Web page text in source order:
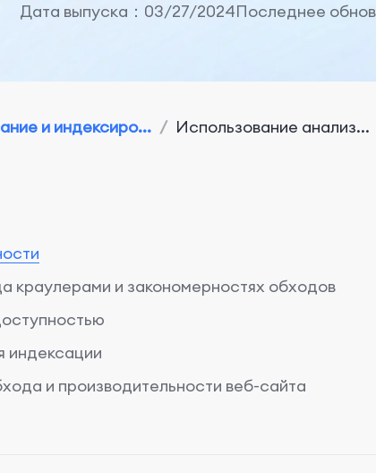
Дата выпуска：03/27/2024Последнее
и индексиро... / Использование анализ...
краулерами и закономерностях обходов
индексации
и производительности веб-сайта
веб-сайта с помощью анализа журналов